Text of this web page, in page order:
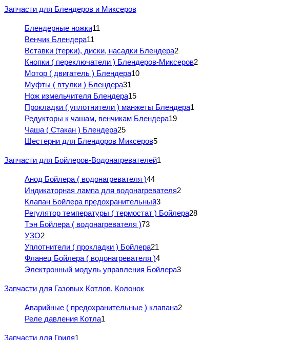
Запчасти для Блендеров и Миксеров
Блендерные ножки11
Венчик Блендера11
Вставки (терки), диски, насадки Блендера2
Кнопки ( переключатели ) Блендеров-Миксеров2
Мотор ( двигатель ) Блендера10
Муфты ( втулки ) Блендера31
Нож измельчителя Блендера15
Прокладки ( уплотнители ) манжеты Блендера1
Редукторы к чашам, венчикам Блендера19
Чаша ( Стакан ) Блендера25
Шестерни для Блендоров Миксеров5
Запчасти для Бойлеров-Водонагревателей1
Анод Бойлера ( водонагревателя )44
Индикаторная лампа для водонагревателя2
Клапан Бойлера предохранительный3
Регулятор температуры ( термостат ) Бойлера28
Тэн Бойлера ( водонагревателя )73
УЗО2
Уплотнители ( прокладки ) Бойлера21
Фланец Бойлера ( водонагревателя )4
Электронный модуль управления Бойлера3
Запчасти для Газовых Котлов, Колонок
Аварийные ( предохранительные ) клапана2
Реле давления Котла1
Запчасти для Гриля1